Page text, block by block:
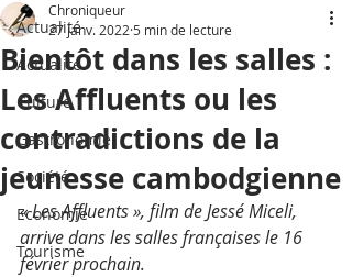
Actualité
Actualité
Culture
Gastronomie
Société
Economie
Tourisme
Bientôt dans les salles :
Les Affluents ou les
contradictions de la
jeunesse cambodgienne
Chroniqueur
27 janv. 2022 5 min de lecture
« Les Affluents », film de Jessé Miceli,
arrive dans les salles françaises le 16
février prochain.